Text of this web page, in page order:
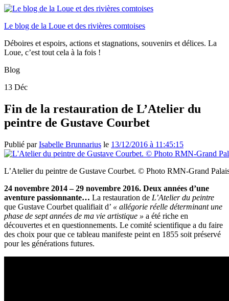
Le blog de la Loue et des rivières comtoises
Déboires et espoirs, actions et stagnations, souvenirs et délices. La
Loue, c’est tout cela à la fois !
Blog
13 Déc
Fin de la restauration de L’Atelier du
peintre de Gustave Courbet
Publié parIsabelle Brunnarius le 13/12/2016 à 11:45:15
L’Atelier du peintre de Gustave Courbet. © Photo RMN-Grand
24 novembre 2014 – 29 novembre 2016. Deux années d’une
aventure passionnante… La restauration de L’Atelier du peintre
que Gustave Courbet qualifiait d’ « allégorie réelle déterminant une
phase de sept années de ma vie artistique » a été riche en
découvertes et en questionnements. Le comité scientifique a du faire
des choix pour que ce tableau manifeste peint en 1855 soit préservé
pour les générations futures.